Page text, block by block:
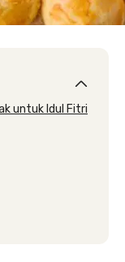
untuk Idul Fitri